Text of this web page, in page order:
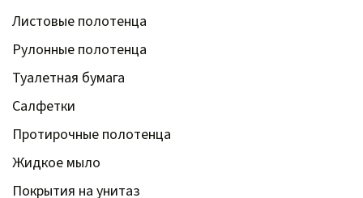
Листовые полотенца
Рулонные полотенца
Туалетная бумага
Салфетки
Протирочные полотенца
Жидкое мыло
Покрытия на унитаз